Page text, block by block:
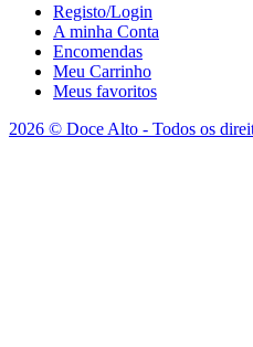
Registo/Login
A minha Conta
Encomendas
Meu Carrinho
Meus favoritos
2026 © Doce Alto - Todos os